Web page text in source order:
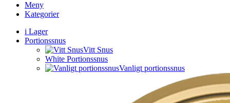
Meny
Kategorier
i Lager
Portionssnus
Vitt Snus
White Portionssnus
Vanligt portionssnus